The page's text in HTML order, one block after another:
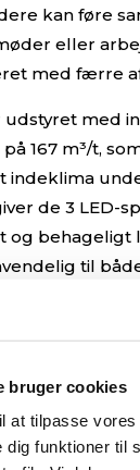
bruger cookies
at tilpasse vores
dig funktioner til
kan føre
eller
med færre
udstyret med
167 m³/t,
indeklima
de 3 LED-
og behageligt
til
længere
det nemt at
eller andet
mål